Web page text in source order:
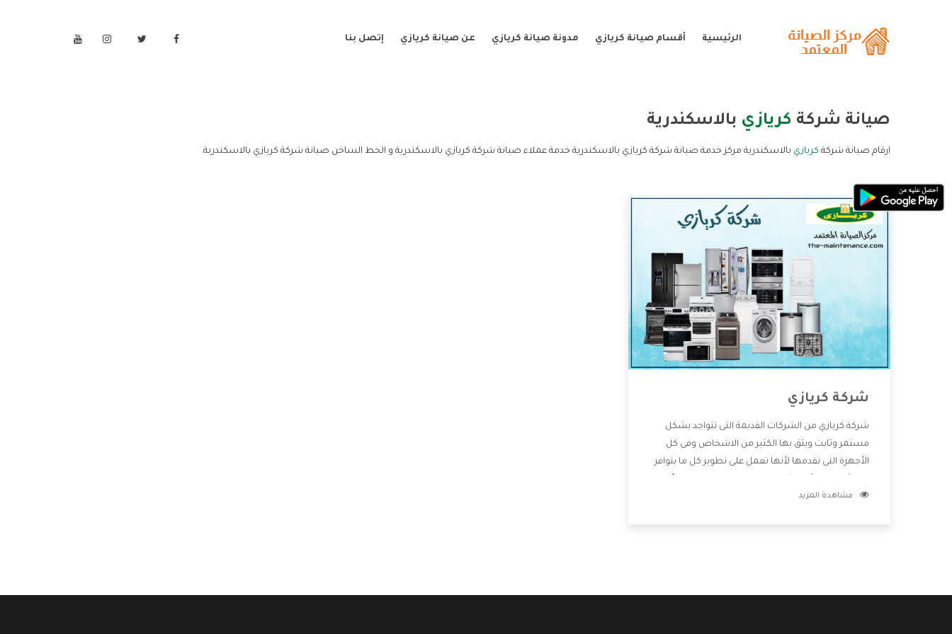
الرئيسية أقسام صيانة كريازي مدونة صيانة كريازي عن صيانة كريازي إتصل بنا
صيانة شركة كريازي بالاسكندرية
ارقام صيانة شركة كريازي بالاسكندرية مركز خدمة صيانة شركة كريازي بالاسكندرية خدمة عملاء صيانة شركة كريازي بالاسكندرية و الخط الساخن صيانة شركة كريازي بالاسكندرية.
شركة كريازي
شركة كريازي من الشركات القديمة التى تتواجد بشكل
مستمر وثابت ويثق بها الكثير من الاشخاص وفى كل
الأجهزة التى تقدمها لأنها تعمل على تطوير كل ما يتوافر
خدمات ما بعد البيع مع المنتجات وتقدم للعملاء أقوى
مشاهدة المزيد